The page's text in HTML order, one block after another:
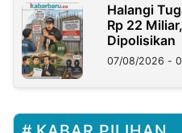
Halangi
Rp 22
Dipolisikan
07/08/2026 -